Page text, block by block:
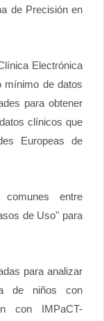
de Precisión en
Electrónica
mínimo de datos
para obtener
clínicos que
Europeas de
comunes entre
de Uso" para
para analizar
de niños con
con IMPaCT-